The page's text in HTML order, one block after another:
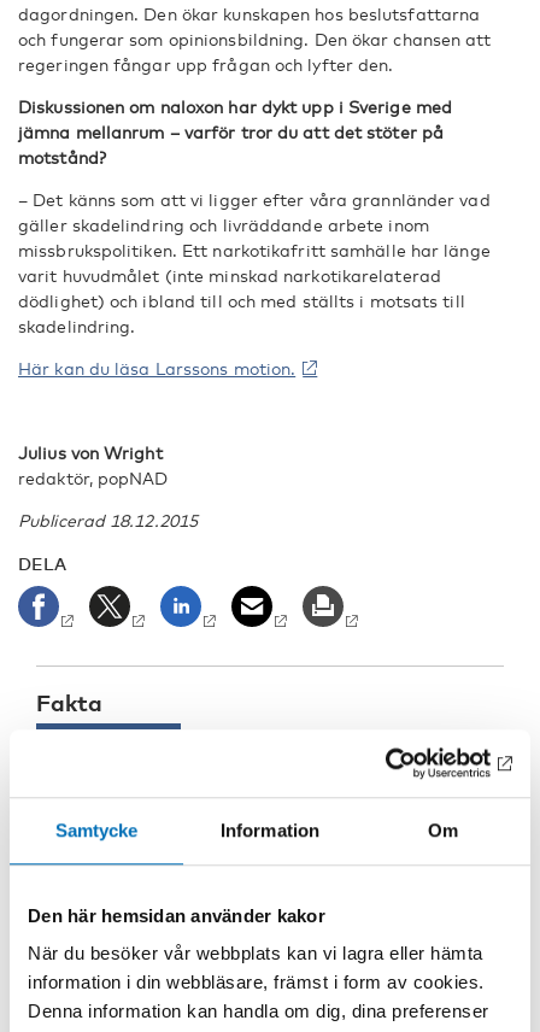
Samtycke Information Om
Den här hemsidan använder kakor
När du besöker vår webbplats kan vi lagra eller hämta
information i din webbläsare, främst i form av cookies.
Denna information kan handla om dig, dina preferenser
dagordningen. Den ökar kunskapen hos beslutsfattarna
och fungerar som opinionsbildning. Den ökar chansen att
regeringen fångar upp frågan och lyfter den.
Diskussionen om naloxon har dykt upp i Sverige med
jämna mellanrum – varför tror du att det stöter på
motstånd?
– Det känns som att vi ligger efter våra grannländer vad
gäller skadelindring och livräddande arbete inom
missbrukspolitiken. Ett narkotikafritt samhälle har länge
varit huvudmålet (inte minskad narkotikarelaterad
dödlighet) och ibland till och med ställts i motsats till
skadelindring.
Här kan du läsa Larssons motion.
Julius von Wright
redaktör, popNAD
Publicerad 18.12.2015
DELA
Fakta
I Norge delas naloxonset som